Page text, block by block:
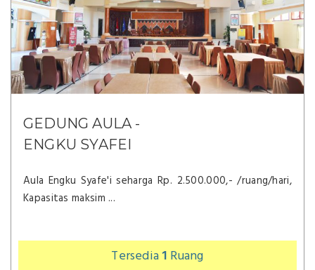
GEDUNG AULA -
ENGKU SYAFEI
Aula Engku Syafe'i seharga Rp. 2.500.000,- /ruang/hari,
Kapasitas maksim ...
Tersedia1 Ruang